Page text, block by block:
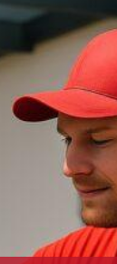
Edelstahl